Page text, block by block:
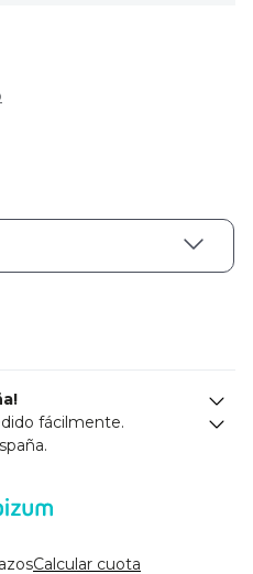
fácilmente.
Calcular cuota